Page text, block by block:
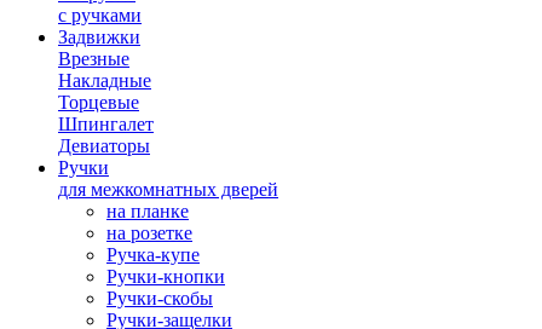
с ручками
Задвижки
Врезные
Накладные
Торцевые
Шпингалет
Девиаторы
Ручки
для межкомнатных дверей
на планке
на розетке
Ручка-купе
Ручки-кнопки
Ручки-скобы
Ручки-защелки